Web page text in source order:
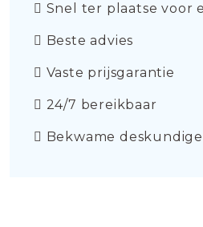
Snel ter plaatse voor
Beste advies
Vaste prijsgarantie
24/7 bereikbaar
Bekwame